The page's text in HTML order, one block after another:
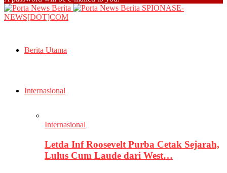
SPIONASE-
NEWS[DOT]COM
Berita Utama
Internasional
Internasional
Letda Inf Roosevelt Purba Cetak Sejarah,
Lulus Cum Laude dari West…